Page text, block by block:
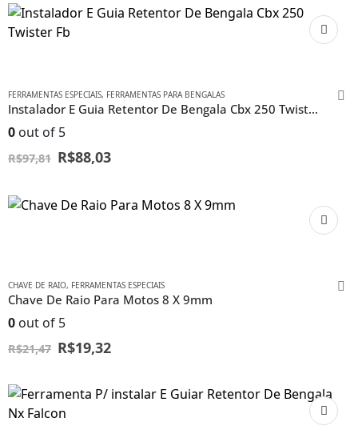
FERRAMENTAS ESPECIAIS, FERRAMENTAS PARA BENGALAS
Instalador E Guia Retentor De Bengala Cbx 250 Twister Fb
0 out of 5
R$97,81 R$88,03
CHAVE DE RAIO, FERRAMENTAS ESPECIAIS
Chave De Raio Para Motos 8 X 9mm
0 out of 5
R$21,47 R$19,32